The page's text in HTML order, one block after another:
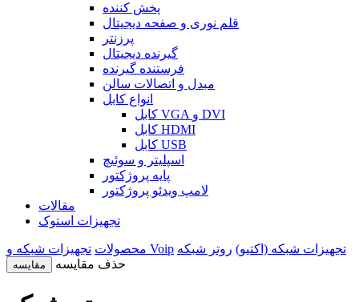
پخش کننده
قلم نوری و صفحه دیجیتال
پرزنتر
گیرنده دیجیتال
فرستنده گیرنده
مبدل و اتصالات سالن
انواع کابل
کابل VGA و DVI
کابل HDMI
کابل USB
اسپلیتر و سوئیچ
پایه پروژکتور
لامپ ویدئو پروژکتور
مقالات
تجهیزات استوک
محصولات تجهیزات شبکه و Voip تجهیزات شبکه (اکتیو) روتر شبکه
مقایسه حذف مقایسه